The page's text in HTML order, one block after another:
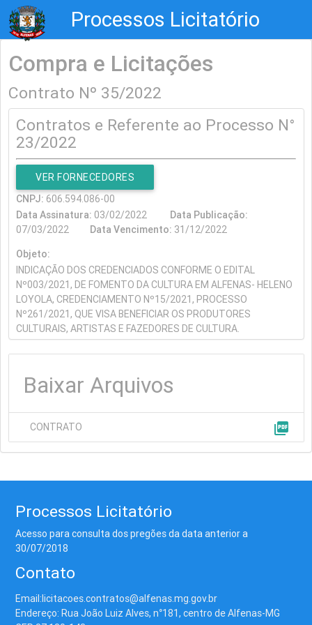
Processos Licitatório
Compra e Licitações
Contrato Nº 35/2022
Contratos e Referente ao Processo N°
23/2022
VER FORNECEDORES
CNPJ: 606.594.086-00
Data Assinatura: 03/02/2022 Data Publicação:
07/03/2022 Data Vencimento: 31/12/2022
Objeto:
INDICAÇÃO DOS CREDENCIADOS CONFORME O EDITAL
Nº003/2021, DE FOMENTO DA CULTURA EM ALFENAS- HELENO
LOYOLA, CREDENCIAMENTO Nº15/2021, PROCESSO
Nº261/2021, QUE VISA BENEFICIAR OS PRODUTORES
CULTURAIS, ARTISTAS E FAZEDORES DE CULTURA.
Baixar Arquivos
CONTRATO picture_as_pdf
Processos Licitatório
Acesso para consulta dos pregões da data anterior a
30/07/2018
Contato
Email:licitacoes.contratos@alfenas.mg.gov.br
Endereço: Rua João Luiz Alves, n°181, centro de Alfenas-MG